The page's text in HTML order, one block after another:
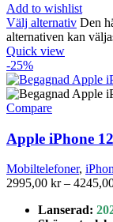
Add to wishlist
Välj alternativ Den
alternativen kan
Quick view
-25%
Compare
Apple iPhone
Mobiltelefoner,
2995,00 kr –
Lanserad: